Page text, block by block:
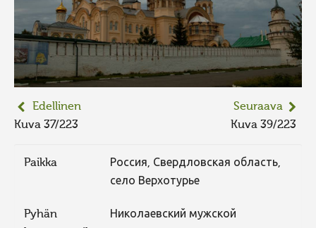
Edellinen
Kuva 37/223
Seuraava
Kuva 39/223
Paikka
Россия, Свердловская область,
село Верхотурье
Pyhän
Николаевский мужской